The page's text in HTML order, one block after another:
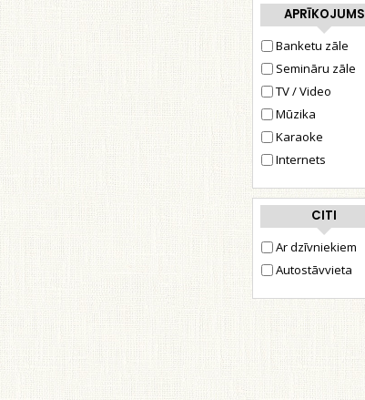
APRĪKOJUMS
Banketu zāle
Semināru zāle
TV / Video
Mūzika
Karaoke
Internets
CITI
Ar dzīvniekiem
Autostāvvieta